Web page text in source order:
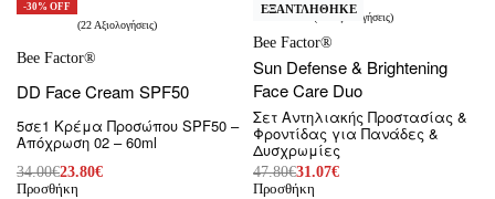
-30% OFF
22 Αξιολογήσεις
Bee Factor®
DD Face Cream SPF50
5σε1 Κρέμα Προσώπου SPF50 –
Απόχρωση 02 – 60ml
34.00€23.80€
Προσθήκη
-35% OFF
ΕΞΑΝΤΛΗΘΗΚΕ
Βαθμολογήθηκε με
21 Αξιολογήσεις
Bee Factor®
Sun Defense & Brightening
Face Care Duo
Σετ Αντηλιακής Προστασίας &
Φροντίδας για Πανάδες &
Δυσχρωμίες
47.80€31.07€
Προσθήκη